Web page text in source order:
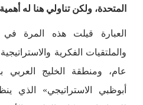
المتحدة، ولكن تناولي هنا له
العبارة قيلت هذه المرة
والملتقيات الفكرية
عام، ومنطقة الخليج
أبوظبي الاستراتيجي» الذي